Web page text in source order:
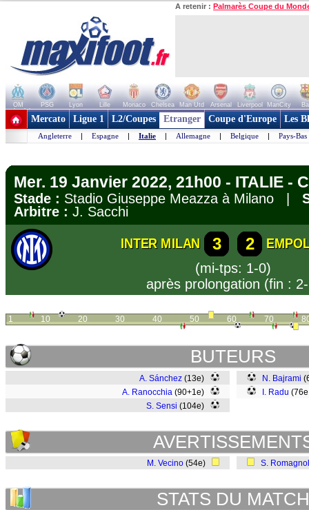
A retenir : Palmarès Coupe du
OM PSG Lyon Lille Monaco Chelsea Man Utd Arsenal Liverpool ManCity
+ de clubs
Mercato Ligue 1 L2/Coupes Etranger Coupe d'Europe Les
Angleterre | Espagne | Italie | Allemagne | Belgique | Pays-Bas
Mer. 19 Janvier 2022, 21h00 - ITALIE -
Stade : Stadio Giuseppe Meazza à Milano |
Arbitre : J. Sacchi
INTER MILAN 3 2
(mi-tps: 1-0)
après prolongation (fin :
1 10 20 30 40 50 60 70
BUTEURS
A. Sánchez (13e)
A. Ranocchia (90+1e)
S. Sensi (104e)
N. Bajrami
I. Radu
M. Vecino (54e) S.
STATS DU MATCH